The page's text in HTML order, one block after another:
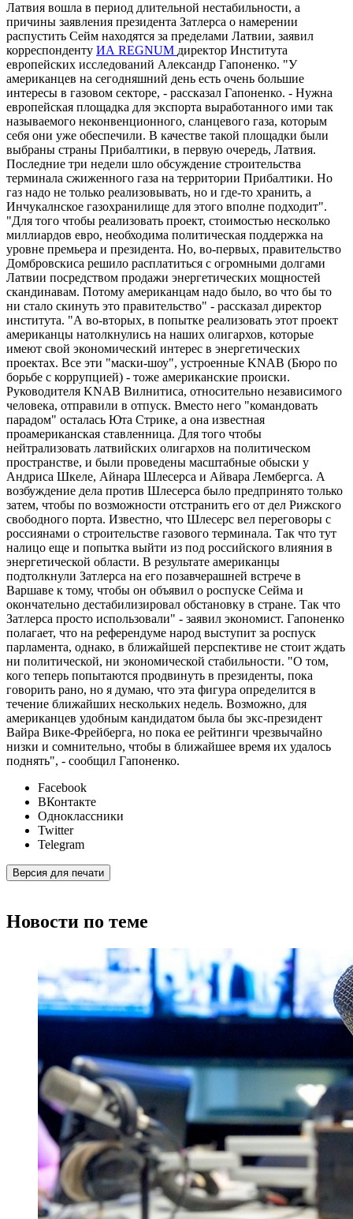
Латвия вошла в период длительной нестабильности, а
причины заявления президента Затлерса о намерении
распустить Сейм находятся за пределами Латвии, заявил
корреспонденту ИА REGNUM директор Института
европейских исследований Александр Гапоненко. "У
американцев на сегодняшний день есть очень большие
интересы в газовом секторе, - рассказал Гапоненко. - Нужна
европейская площадка для экспорта выработанного ими так
называемого неконвенционного, сланцевого газа, которым
себя они уже обеспечили. В качестве такой площадки были
выбраны страны Прибалтики, в первую очередь, Латвия.
Последние три недели шло обсуждение строительства
терминала сжиженного газа на территории Прибалтики. Но
газ надо не только реализовывать, но и где-то хранить, а
Инчукалнское газохранилище для этого вполне подходит".
"Для того чтобы реализовать проект, стоимостью несколько
миллиардов евро, необходима политическая поддержка на
уровне премьера и президента. Но, во-первых, правительство
Домбровскиса решило расплатиться с огромными долгами
Латвии посредством продажи энергетических мощностей
скандинавам. Потому американцам надо было, во что бы то
ни стало скинуть это правительство" - рассказал директор
института. "А во-вторых, в попытке реализовать этот проект
американцы натолкнулись на наших олигархов, которые
имеют свой экономический интерес в энергетических
проектах. Все эти "маски-шоу", устроенные KNAB (Бюро по
борьбе с коррупцией) - тоже американские происки.
Руководителя KNAB Вилнитиса, относительно независимого
человека, отправили в отпуск. Вместо него "командовать
парадом" осталась Юта Стрике, а она известная
проамериканская ставленница. Для того чтобы
нейтрализовать латвийских олигархов на политическом
пространстве, и были проведены масштабные обыски у
Андриса Шкеле, Айнара Шлесерса и Айвара Лембергса. А
возбуждение дела против Шлесерса было предпринято только
затем, чтобы по возможности отстранить его от дел Рижского
свободного порта. Известно, что Шлесерс вел переговоры с
россиянами о строительстве газового терминала. Так что тут
налицо еще и попытка выйти из под российского влияния в
энергетической области. В результате американцы
подтолкнули Затлерса на его позавчерашней встрече в
Варшаве к тому, чтобы он объявил о роспуске Сейма и
окончательно дестабилизировал обстановку в стране. Так что
Затлерса просто использовали" - заявил экономист. Гапоненко
полагает, что на референдуме народ выступит за роспуск
парламента, однако, в ближайшей перспективе не стоит ждать
ни политической, ни экономической стабильности. "О том,
кого теперь попытаются продвинуть в президенты, пока
говорить рано, но я думаю, что эта фигура определится в
течение ближайших нескольких недель. Возможно, для
американцев удобным кандидатом была бы экс-президент
Вайра Вике-Фрейберга, но пока ее рейтинги чрезвычайно
низки и сомнительно, чтобы в ближайшее время их удалось
поднять", - сообщил Гапоненко.
Facebook
ВКонтакте
Одноклассники
Twitter
Telegram
Версия для печати
Новости по теме